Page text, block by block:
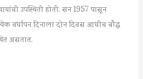
उपस्थिती होती. सन 1957 पासून
वर्धापन दिनाला दोन दिवस आधीच बौद्ध
असतात.